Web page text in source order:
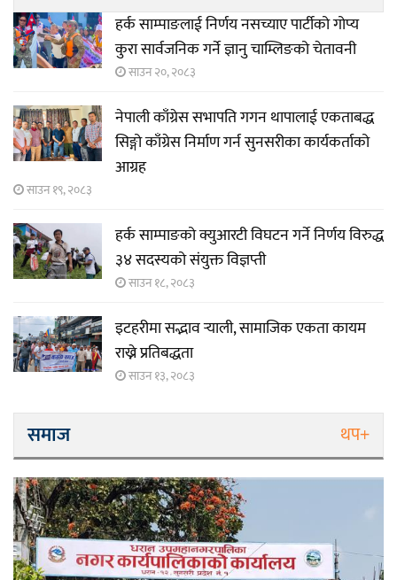
हर्क साम्पाङलाई निर्णय नसच्याए पार्टीको गोप्य
कुरा सार्वजनिक गर्ने ज्ञानु चाम्लिङको चेतावनी
साउन २०, २०८३
नेपाली काँग्रेस सभापति गगन थापालाई एकताबद्ध
सिङ्गो काँग्रेस निर्माण गर्न सुनसरीका कार्यकर्ताको
आग्रह
साउन १९, २०८३
हर्क साम्पाङको क्युआरटी विघटन गर्ने निर्णय विरुद्ध
३४ सदस्यको संयुक्त विज्ञप्ती
साउन १८, २०८३
इटहरीमा सद्भाव र्‍याली, सामाजिक एकता कायम
राख्ने प्रतिबद्धता
साउन १३, २०८३
समाज थप+